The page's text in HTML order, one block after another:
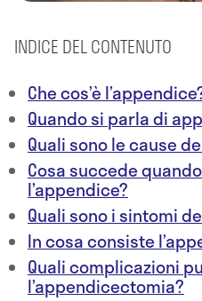
INDICE DEL CONTENUTO
Che cos’è
Quando si parla di
Quali sono le cause
Cosa succede
l’appendice?
Quali sono i sintomi
In cosa consiste
Quali complicazioni
l’appendicectomia?